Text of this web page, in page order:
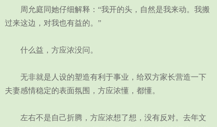
周允庭同她仔细解释：“我开的头，自然是我来动。我搬
过来这边，对我也有益的。”
什么益，方应浓没问。
无非就是人设的塑造有利于事业，给双方家长营造一下
夫妻感情稳定的表面氛围，方应浓懂，都懂。
左右不是自己折腾，方应浓想了想，没有反对。去年文